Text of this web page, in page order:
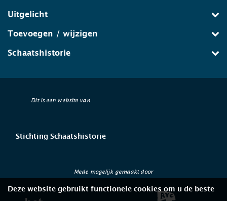
Uitgelicht
Toevoegen / wijzigen
Schaatshistorie
Dit is een website van
Stichting Schaatshistorie
Mede mogelijk gemaakt door
Deze website gebruikt functionele cookies om u de beste